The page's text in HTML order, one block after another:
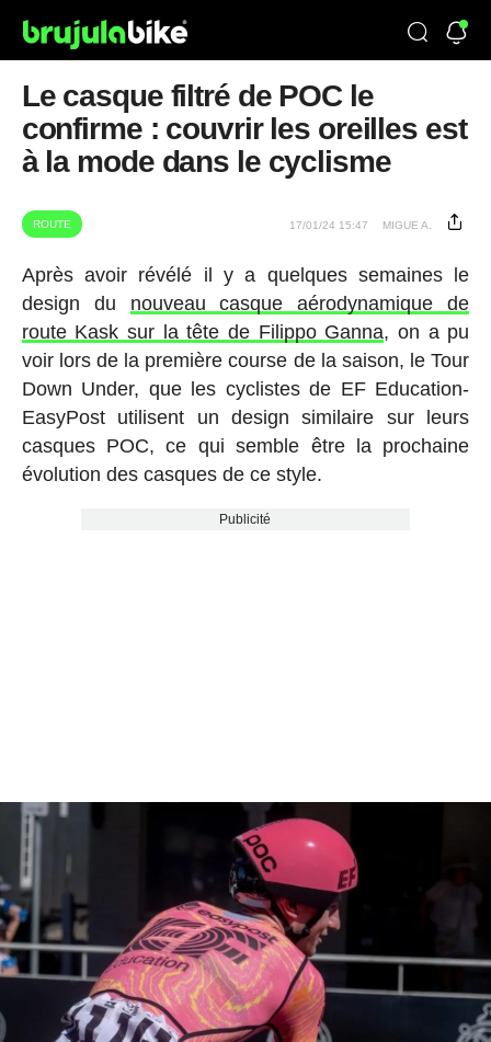
Le casque filtré de POC le
confirme : couvrir les oreilles est
à la mode dans le cyclisme
ROUTE 17/01/24 15:47 MIGUE A.
Après avoir révélé il y a quelques semaines le
design du nouveau casque aérodynamique de
route Kask sur la tête de Filippo Ganna, on a pu
voir lors de la première course de la saison, le Tour
Down Under, que les cyclistes de EF Education-
EasyPost utilisent un design similaire sur leurs
casques POC, ce qui semble être la prochaine
évolution des casques de ce style.
Publicité